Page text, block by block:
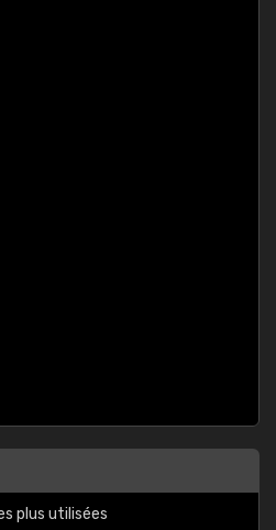
plus utilisées